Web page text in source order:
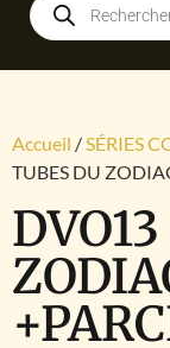
Accueil /SÉRIES
TUBES DU